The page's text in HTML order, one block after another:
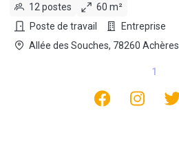
12 postes
60 m²
Poste de travail
Entreprise
Allée des Souches, 78260 Achères
1